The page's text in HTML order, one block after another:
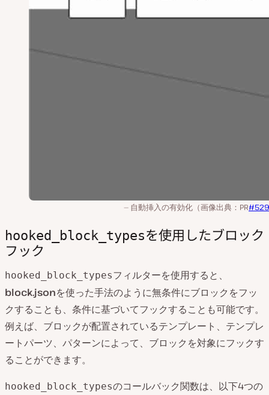
自動挿入の有効化（画像出典：PR
hooked_block_typesを使用したブロック
フック
hooked_block_typesフィルターを使用すると、
block.jsonを使った手法のように無条件にブロックをフッ
クすることも、条件に基づいてフックすることも可能です。
例えば、ブロックが配置されているテンプレート、テンプレ
ートパーツ、パターンによって、ブロックを対象にフックす
ることができます。
hooked_block_typesのコールバック関数は、以下4つの